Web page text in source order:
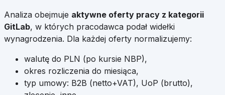
Analiza obejmuje aktywne oferty pracy z kategorii
GitLab, w których pracodawca podał widełki
wynagrodzenia. Dla każdej oferty normalizujemy:
walutę do PLN (po kursie NBP),
okres rozliczenia do miesiąca,
typ umowy: B2B (netto+VAT), UoP (brutto),